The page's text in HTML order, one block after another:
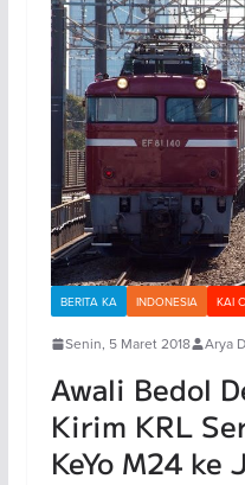
BERITA KA INDONESIA KAI
Senin, 5 Maret 2018 Arya
Awali Bedol
Kirim KRL
KeYo M24 ke